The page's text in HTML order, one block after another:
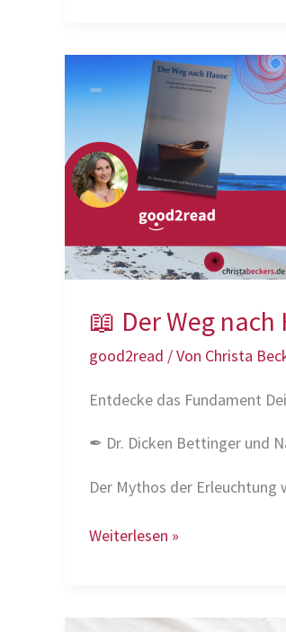
📖 Der Weg nach
good2read / Von Christa
Entdecke das Fundament
✒ Dr. Dicken Bettinger und
Der Mythos der
📖
Weiterlesen »